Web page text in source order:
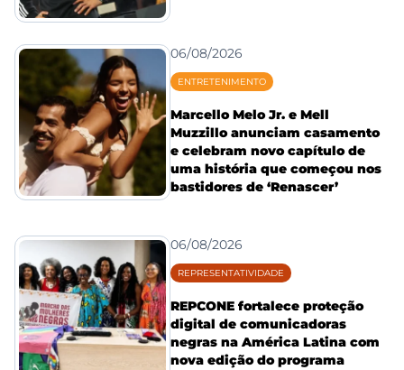
06/08/2026
ENTRETENIMENTO
Marcello Melo Jr. e Mell
Muzzillo anunciam casamento
e celebram novo capítulo de
uma história que começou nos
bastidores de ‘Renascer’
06/08/2026
REPRESENTATIVIDADE
REPCONE fortalece proteção
digital de comunicadoras
negras na América Latina com
nova edição do programa